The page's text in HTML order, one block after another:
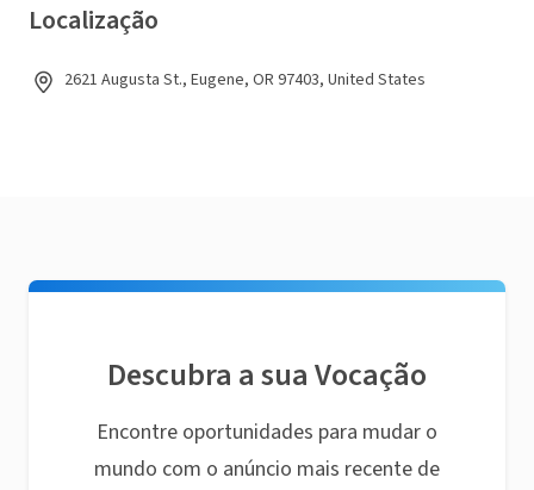
Localização
2621 Augusta St., Eugene, OR 97403, United States
Descubra a sua Vocação
Encontre oportunidades para mudar o
mundo com o anúncio mais recente de